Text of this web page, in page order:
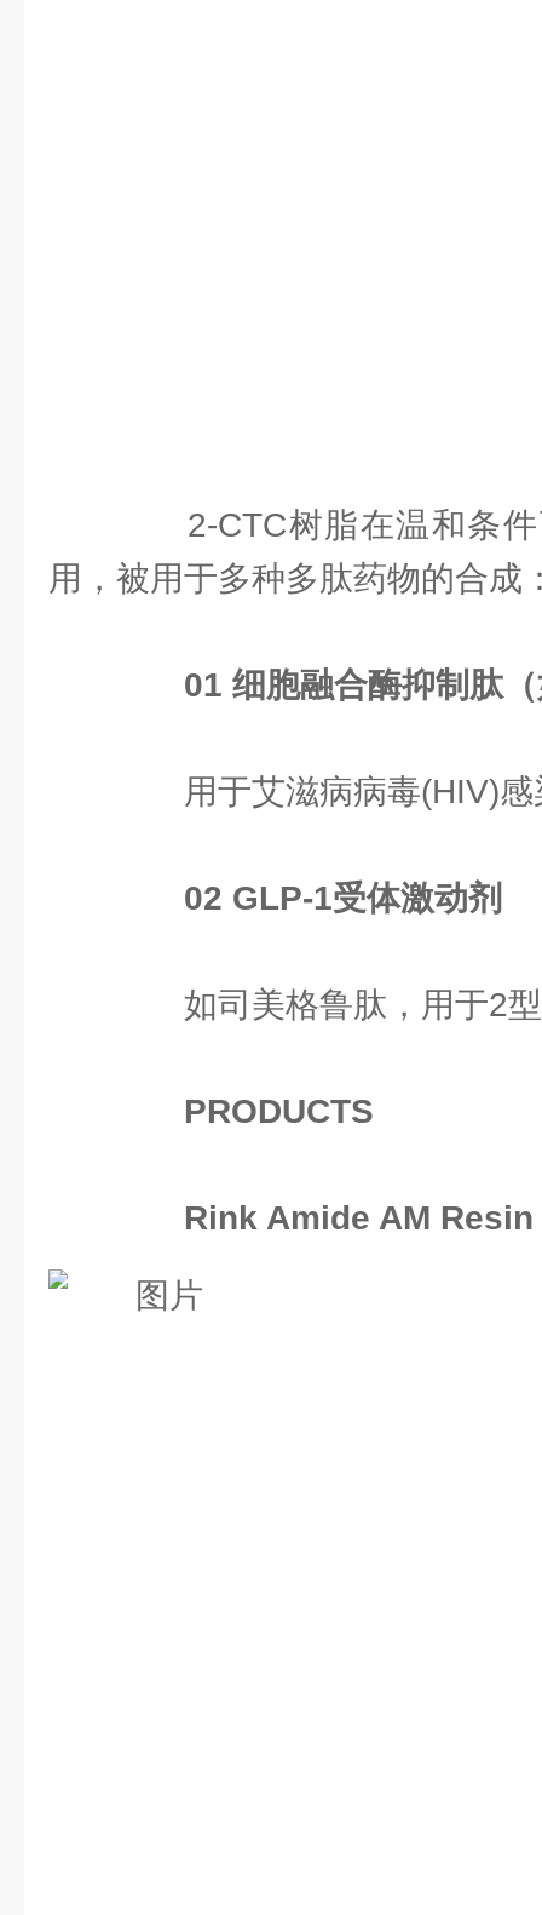
2-CTC树脂在温和条件
用，被用于多种多肽药物的合成
01 细胞融合酶抑制肽
用于艾滋病病毒(HIV)感
02 GLP-1受体激动剂
如司美格鲁肽，用于2型
PRODUCTS
Rink Amide AM Resin